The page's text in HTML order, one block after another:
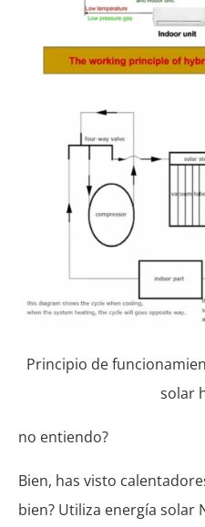
Principio de
solar
no entiendo?
Bien, has visto
bien? Utiliza energía solar